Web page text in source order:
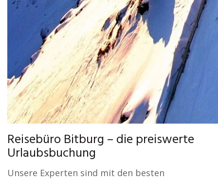
Reisebüro Bitburg – die preiswerte
Urlaubsbuchung
Unsere Experten sind mit den besten